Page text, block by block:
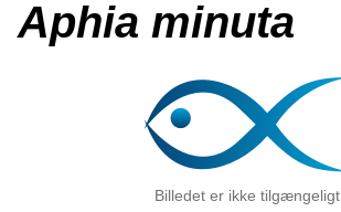
Aphia minuta
Billedet er ikke tilgængeligt